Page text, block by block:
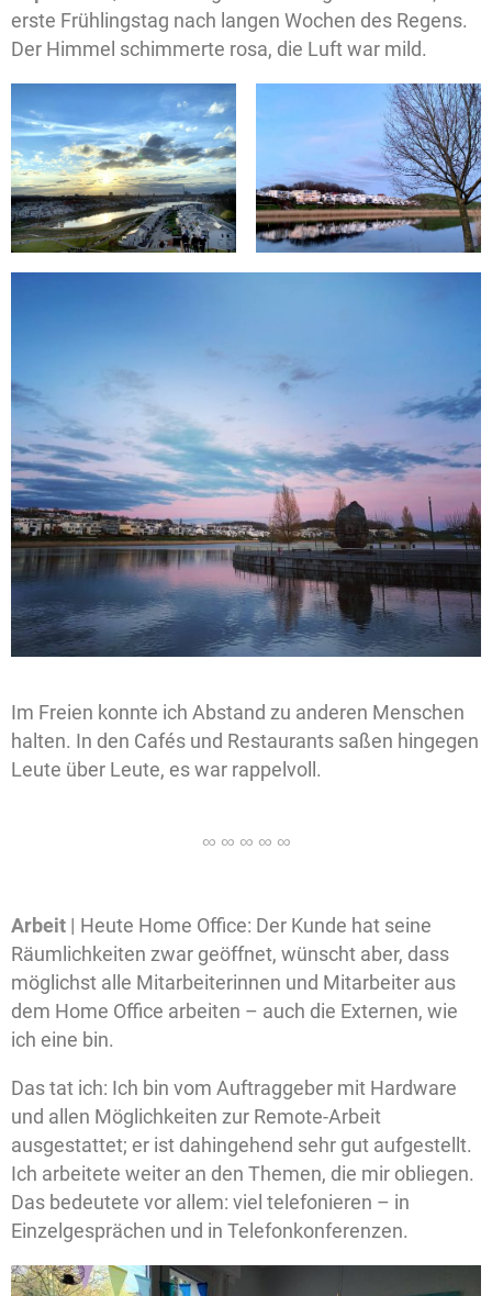
erste Frühlingstag nach langen Wochen des Regens.
Der Himmel schimmerte rosa, die Luft war mild.
Im Freien konnte ich Abstand zu anderen Menschen
halten. In den Cafés und Restaurants saßen hingegen
Leute über Leute, es war rappelvoll.
Arbeit | Heute Home Office: Der Kunde hat seine
Räumlichkeiten zwar geöffnet, wünscht aber, dass
möglichst alle Mitarbeiterinnen und Mitarbeiter aus
dem Home Office arbeiten – auch die Externen, wie
ich eine bin.
Das tat ich: Ich bin vom Auftraggeber mit Hardware
und allen Möglichkeiten zur Remote-Arbeit
ausgestattet; er ist dahingehend sehr gut aufgestellt.
Ich arbeitete weiter an den Themen, die mir obliegen.
Das bedeutete vor allem: viel telefonieren – in
Einzelgesprächen und in Telefonkonferenzen.